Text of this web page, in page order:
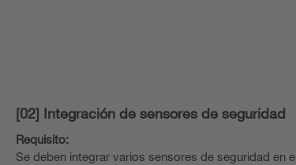
[02] Integración de sensores de seguridad
Requisito:
Se deben integrar varios sensores de seguridad en